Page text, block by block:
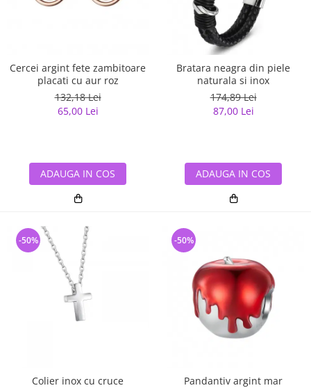
Cercei argint fete zambitoare
placati cu aur roz
132,18 Lei
65,00 Lei
ADAUGA IN COS
Bratara neagra din piele
naturala si inox
174,89 Lei
87,00 Lei
ADAUGA IN COS
Colier inox cu cruce
-50%
Pandantiv argint mar
-50%